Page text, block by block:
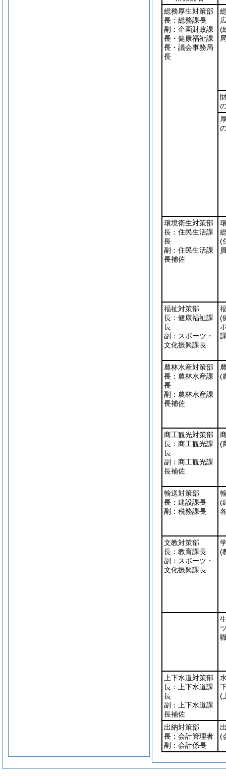
総務厚生対策部
長：総務課長
副：企画財政課
長・健康福祉課
長・議会事務局
長
(
環境衛生対策部
長：住民生活課
長
副：住民生活課
長補佐
(
福祉対策部
長：健康福祉課
長
副：スポーツ・
文化振興課長
(
農林水産対策部
長：農林水産課
長
副：農林水産課
長補佐
(
商工観光対策部
長：商工観光課
長
副：商工観光課
長補佐
(
輸送対策部
長：建設課長
副：税務課長
(
文教対策部
長：教育課長
副：スポーツ・
文化振興課長
(
上下水道対策部
長：上下水道課
長
副：上下水道課
長補佐
(
出納対策部
長：会計管理者
副：会計係長
(